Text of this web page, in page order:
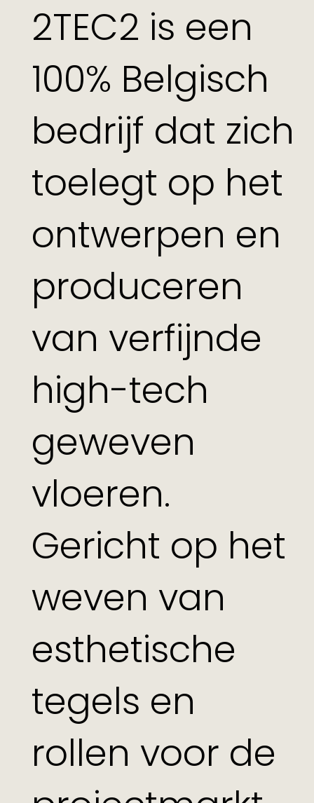
2TEC2 is een
100% Belgisch
bedrijf dat zich
toelegt op het
ontwerpen en
produceren
van verfijnde
high-tech
geweven
vloeren.
Gericht op het
weven van
esthetische
tegels en
rollen voor de